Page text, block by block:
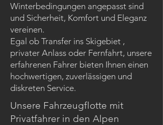
Winterbedingungen angepasst sind
und Sicherheit, Komfort und Eleganz
vereinen.
Egal ob Transfer ins Skigebiet ,
privater Anlass oder Fernfahrt, unsere
erfahrenen Fahrer bieten Ihnen einen
hochwertigen, zuverlässigen und
diskreten Service.
Unsere Fahrzeugflotte mit
Privatfahrer in den Alpen